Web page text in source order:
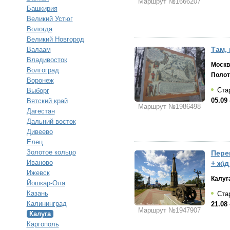
Башкирия
Великий Устюг
Вологда
Великий Новгород
Валаам
Владивосток
Волгоград
Воронеж
Выборг
Вятский край
Дагестан
Дальний восток
Дивеево
Елец
Золотое кольцо
Иваново
Ижевск
Йошкар-Ола
Казань
Калининград
Калуга
Каргополь
Маршрут №1986498
Там,
05.09
Маршрут №1947907
+
21.08